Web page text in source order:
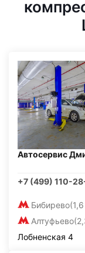
Автосервис
+7 (499) 110-
Бибирево
Алтуфьево
Лобненская 4